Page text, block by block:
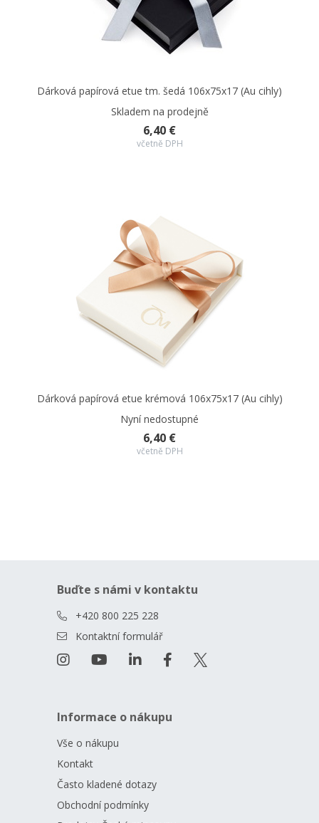
Dárková papírová etue tm. šedá 106x75x17 (Au cihly)
Skladem na prodejně
6,40 €
včetně DPH
Dárková papírová etue krémová 106x75x17 (Au cihly)
Nyní nedostupné
6,40 €
včetně DPH
Buďte s námi v kontaktu
+420 800 225 228
Kontaktní formulář
Informace o nákupu
Vše o nákupu
Kontakt
Často kladené dotazy
Obchodní podmínky